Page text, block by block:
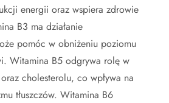
energii oraz wspiera zdrowie
B3 ma działanie
pomóc w obniżeniu poziomu
Witamina B5 odgrywa rolę w
cholesterolu, co wpływa na
tłuszczów. Witamina B6